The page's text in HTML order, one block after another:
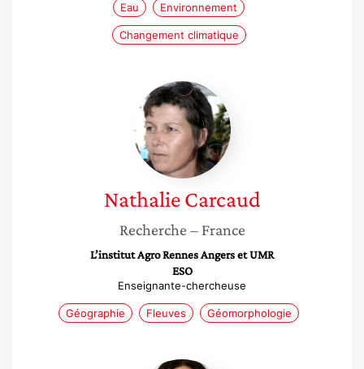
Eau Environnement
Changement climatique
Nathalie
Carcaud
Nathalie Carcaud
Recherche – France
L’institut Agro Rennes Angers et UMR
ESO
Enseignante-chercheuse
Géographie Fleuves Géomorphologie